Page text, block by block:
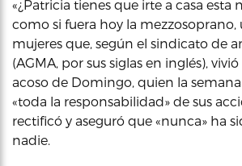
«¿Patricia tienes que irte a casa esta
como si fuera hoy la mezzosoprano,
mujeres que, según el sindicato de
(AGMA, por sus siglas en inglés),
acoso de Domingo, quien la
«toda la responsabilidad» de sus
rectificó y aseguró que «nunca» ha
nadie.